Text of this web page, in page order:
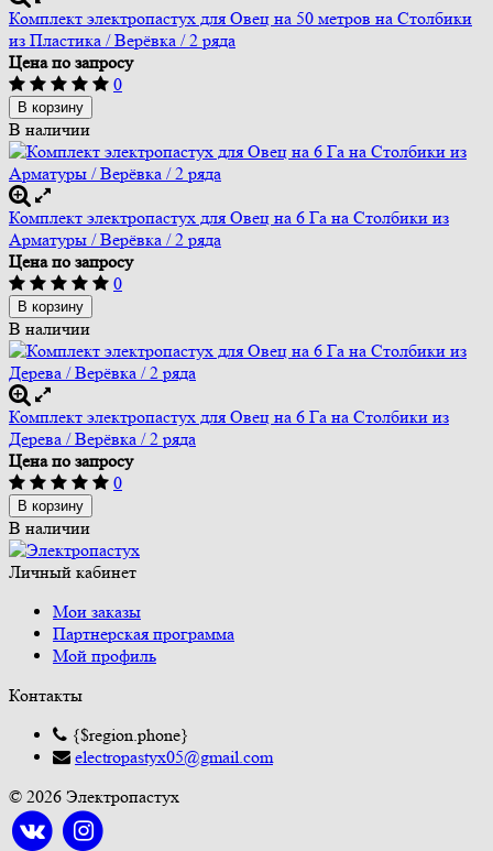
Комплект электропастух для Овец на 50 метров на Столбики
из Пластика / Верёвка / 2 ряда
Цена по запросу
0
В корзину
В наличии
Комплект электропастух для Овец на 6 Га на Столбики из
Арматуры / Верёвка / 2 ряда
Цена по запросу
0
В корзину
В наличии
Комплект электропастух для Овец на 6 Га на Столбики из
Дерева / Верёвка / 2 ряда
Цена по запросу
0
В корзину
В наличии
Личный кабинет
Мои заказы
Партнерская программа
Мой профиль
Контакты
{$region.phone}
electropastyx05@gmail.com
© 2026 Электропастух